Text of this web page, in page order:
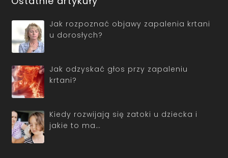
Jak rozpoznać objawy zapalenia krtani
u dorosłych?
Jak odzyskać głos przy zapaleniu
krtani?
Kiedy rozwijają się zatoki u dziecka i
jakie to ma…